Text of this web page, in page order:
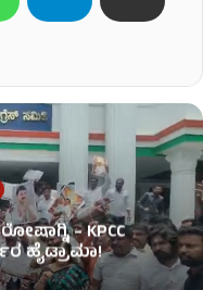
– KPCC
ಹೈಡ್ರಾಮಾ!